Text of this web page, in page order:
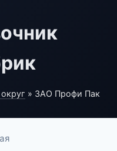
» ЗАО Профи Пак